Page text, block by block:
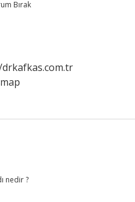
Bırak
nedir ?